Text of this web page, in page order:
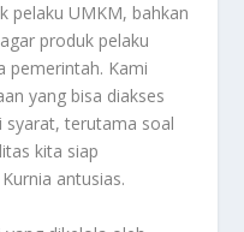
pelaku UMKM, bahkan
produk pelaku
pemerintah. Kami
yang bisa diakses
syarat, terutama soal
kita siap
antusias.